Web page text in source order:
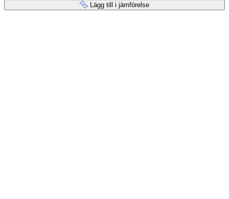
Lägg till i jämförelse